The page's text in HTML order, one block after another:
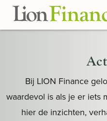
Skip to main content
Bij LION Finance
waardevol is als je er iets
hier de inzichten,